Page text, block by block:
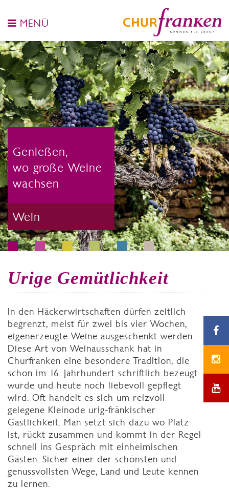
MENÜ
Genießen,
wo große Weine
wachsen
Wein
Urige Gemütlichkeit
In den Häckerwirtschaften dürfen zeitlich
begrenzt, meist für zwei bis vier Wochen,
eigenerzeugte Weine ausgeschenkt werden.
Diese Art von Weinausschank hat in
Churfranken eine besondere Tradition, die
schon im 16. Jahrhundert schriftlich bezeugt
wurde und heute noch liebevoll gepflegt
wird. Oft handelt es sich um reizvoll
gelegene Kleinode urig-fränkischer
Gastlichkeit. Man setzt sich dazu wo Platz
ist, rückt zusammen und kommt in der Regel
schnell ins Gespräch mit einheimischen
Gästen. Sicher einer der schönsten und
genussvollsten Wege, Land und Leute kennen
zu lernen.